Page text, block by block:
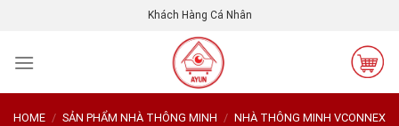
content
Khách Hàng Cá Nhân
HOME / SẢN PHẨM NHÀ THÔNG MINH / NHÀ THÔNG MINH VCONNEX